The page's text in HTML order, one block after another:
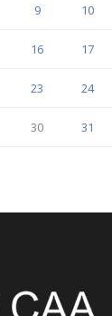
9 10
16 17
23 24
30
31